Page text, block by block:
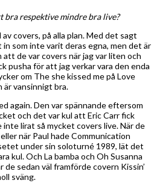
respektive mindre bra live?
covers, på alla plan. Med det sagt
in som inte varit deras egna, men det är
de var covers när jag var liten och
pusha för att jag verkar vara den enda
om The she kissed me på Love
är vansinnigt bra.
again. Den var spännande eftersom
och det var kul att Eric Carr fick
inte lirat så mycket covers live. När de
när Paul hade Communication
under sin soloturné 1989, lät det
kul. Och La bamba och Oh Susanna
de sedan väl framförde covern Kissin’
sväng.